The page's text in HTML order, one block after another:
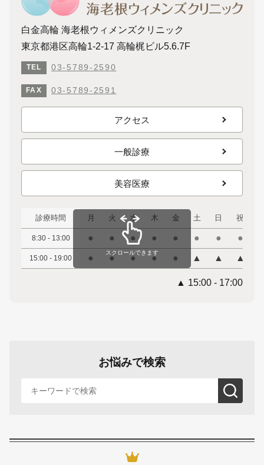
白金高輪 海老根ウィメンズクリニック
東京都港区高輪1-2-17 高輪梶ビル5.6.7F
TEL 03-5789-2590
FAX 03-5789-2591
アクセス
一般診療
美容医療
診療時間 月 火 水 木 金 土 日 祝
8:30 - 13:00 ● ● ● ● ● ● ● ●
15:00 - 19:00 ● ● ● ● ● ▲ ▲ ▲
スクロールできます
▲ 15:00 - 17:00
お悩みで検索